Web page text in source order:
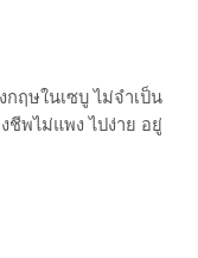
ฤษในเซบู ไม่จำเป็น
ชีพไม่แพง ไปง่าย อยู่